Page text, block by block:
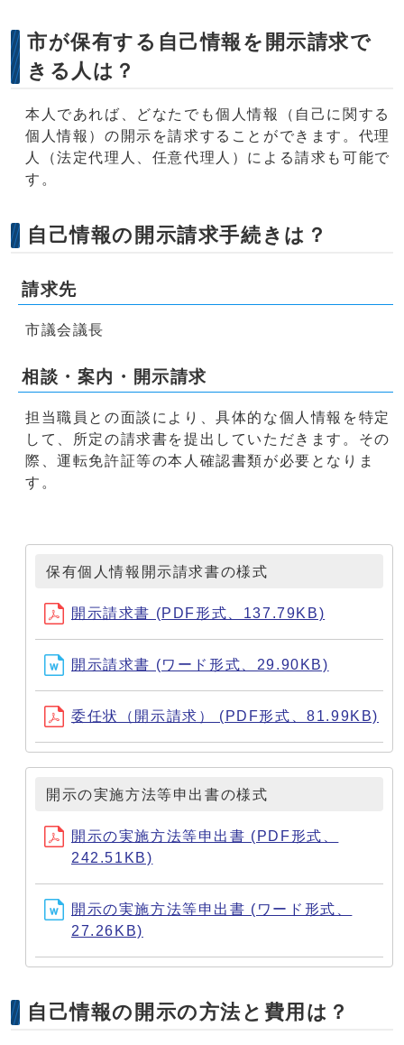
市が保有する自己情報を開示請求で
きる人は？
本人であれば、どなたでも個人情報（自己に関する
個人情報）の開示を請求することができます。代理
人（法定代理人、任意代理人）による請求も可能で
す。
自己情報の開示請求手続きは？
請求先
市議会議長
相談・案内・開示請求
担当職員との面談により、具体的な個人情報を特定
して、所定の請求書を提出していただきます。その
際、運転免許証等の本人確認書類が必要となりま
す。
保有個人情報開示請求書の様式
開示請求書 (PDF形式、137.79KB)
開示請求書 (ワード形式、29.90KB)
委任状（開示請求） (PDF形式、81.99KB)
開示の実施方法等申出書の様式
開示の実施方法等申出書 (PDF形式、
242.51KB)
開示の実施方法等申出書 (ワード形式、
27.26KB)
自己情報の開示の方法と費用は？